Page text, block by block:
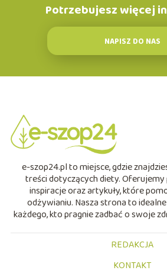
Potrzebujesz więcej
NAPISZ DO NAS
e-szop24.pl to miejsce, gdzie
treści dotyczących diety.
inspiracje oraz artykuły, które
odżywianiu. Nasza strona to
każdego, kto pragnie zadbać o swoje
REDAKCJA
KONTAKT